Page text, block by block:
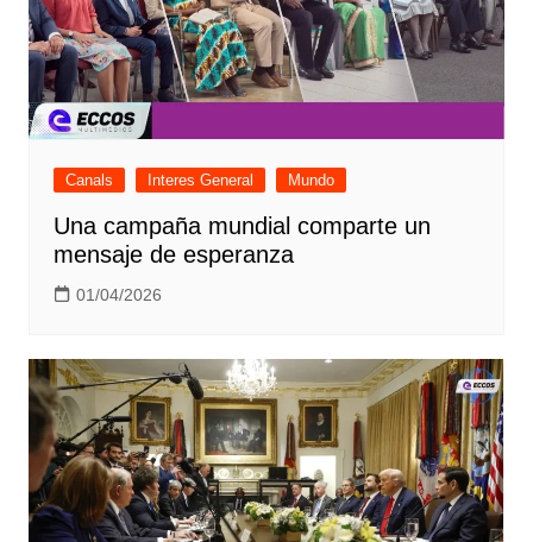
Canals Interes General Mundo
Una campaña mundial comparte un
mensaje de esperanza
01/04/2026